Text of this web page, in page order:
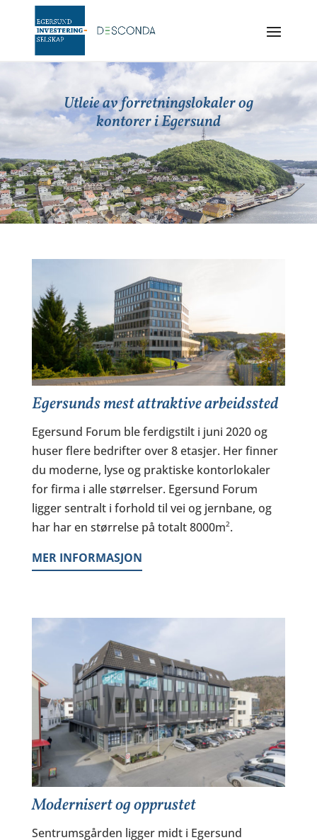
Utleie av forretningslokaler og
kontorer i Egersund
Egersunds mest attraktive arbeidssted
Egersund Forum ble ferdigstilt i juni 2020 og
huser flere bedrifter over 8 etasjer. Her finner
du moderne, lyse og praktiske kontorlokaler
for firma i alle størrelser. Egersund Forum
ligger sentralt i forhold til vei og jernbane, og
har har en størrelse på totalt 8000m2.
MER INFORMASJON
Modernisert og opprustet
Sentrumsgården ligger midt i Egersund